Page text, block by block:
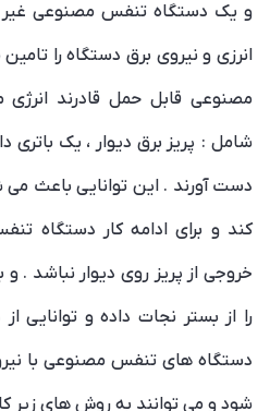
و یک دستگاه تنفس مصنوعی
انرزی و نیروی برق دستگاه را
مصنوعی قابل حمل قادرند انرژی
شامل : پریز برق دیوار ، یک باتری
دست آورند . این توانایی باعث می
کند و برای ادامه کار دستگاه
خروجی از پریز روی دیوار نباشد .
را از بستر نجات داده و توانایی
دستگاه های تنفس مصنوعی با
شود و می توانند به روش های زیر